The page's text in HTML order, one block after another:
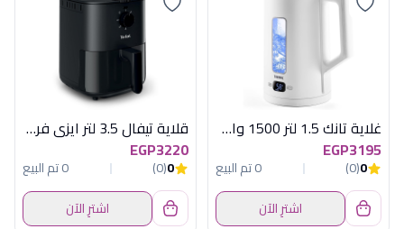
غلاية تانك 1.5 لتر 1500 وات ديجيتال فضى
EGP3195
0
(0)
0 تم البيع
اشترِ الآن
قلاية تيفال 3.5 لتر ايزى فراى ايسينشيال
EGP3220
0
(0)
0 تم البيع
اشترِ الآن